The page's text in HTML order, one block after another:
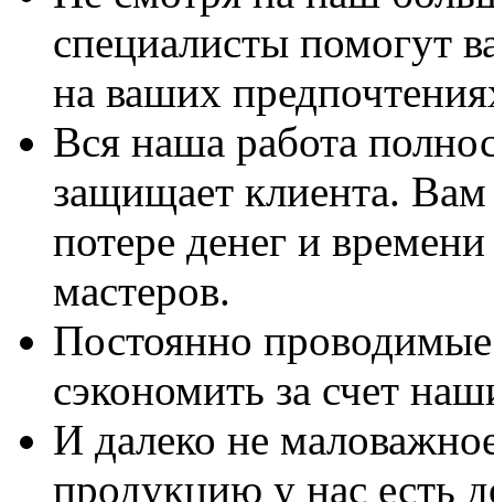
специалисты помогут
на ваших
Вся наша работа
защищает клиента. Вам
потере денег и
мастеров.
Постоянно
сэкономить за счет
И далеко не
продукцию у нас есть